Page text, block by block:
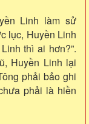
Linh làm sử
lục, Huyền Linh
thì ai hơn?”.
Huyền Linh lại
phải bảo ghi
phải là hiền